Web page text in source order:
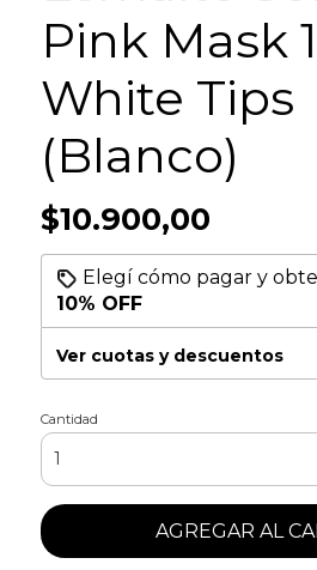
Pink Mask
White Tips
(Blanco)
$10.900,00
Elegí cómo pagar y
10% OFF
Ver cuotas y descuentos
Cantidad
AGREGAR AL